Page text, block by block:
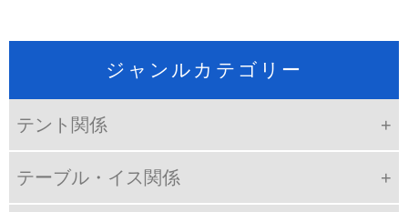
ジャンルカテゴリー
テント関係
テーブル・イス関係